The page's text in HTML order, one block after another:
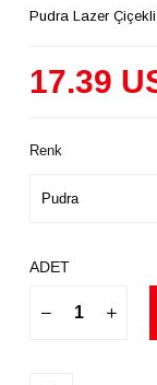
Pudra Lazer
17.39
Renk
ADET